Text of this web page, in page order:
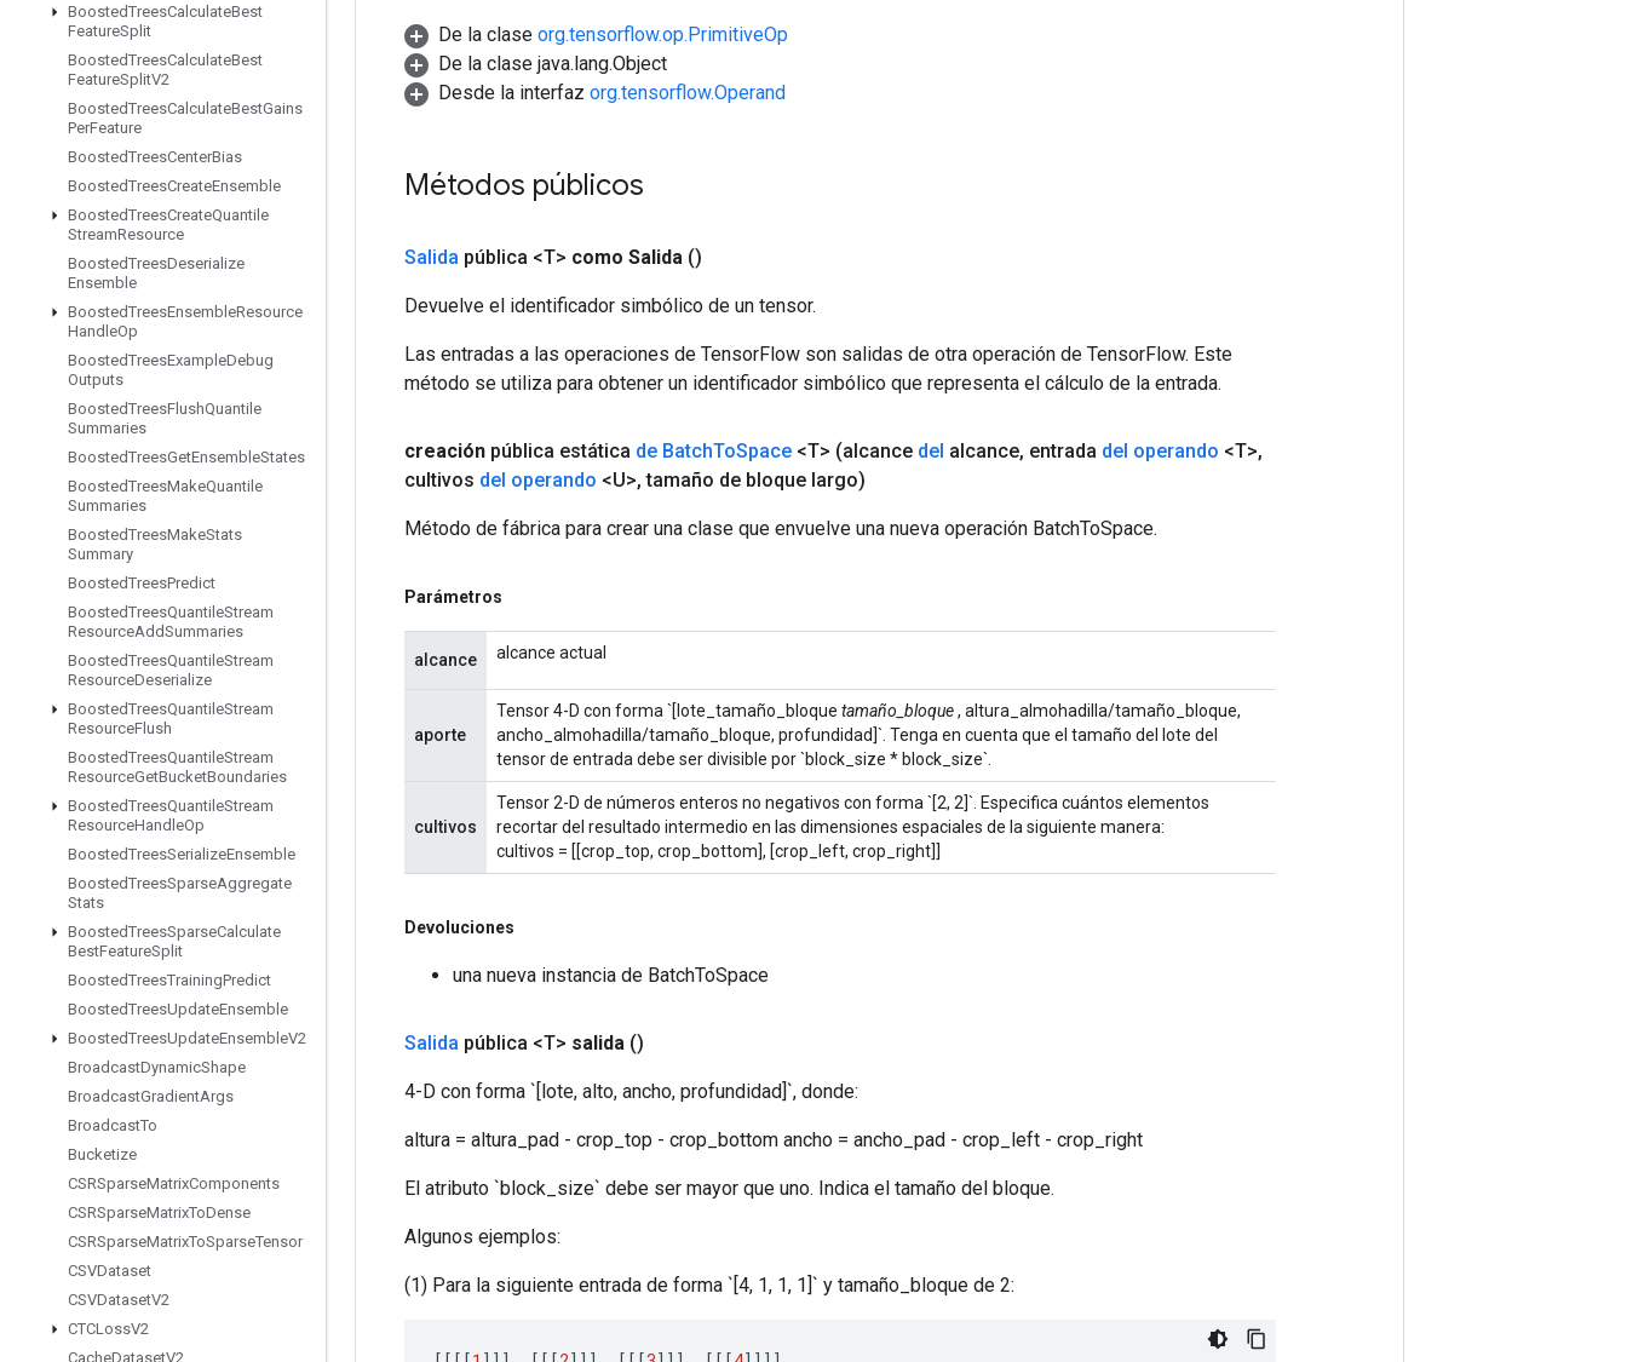
BoostedTreesCalculateBest
FeatureSplit
BoostedTreesCalculateBest
FeatureSplitV2
BoostedTreesCalculateBestGains
PerFeature
BoostedTreesCenterBias
BoostedTreesCreateEnsemble
BoostedTreesCreateQuantile
StreamResource
BoostedTreesDeserialize
Ensemble
BoostedTreesEnsembleResource
HandleOp
BoostedTreesExampleDebug
Outputs
BoostedTreesFlushQuantile
Summaries
BoostedTreesGetEnsembleStates
BoostedTreesMakeQuantile
Summaries
BoostedTreesMakeStats
Summary
BoostedTreesPredict
BoostedTreesQuantileStream
ResourceAddSummaries
BoostedTreesQuantileStream
ResourceDeserialize
BoostedTreesQuantileStream
ResourceFlush
BoostedTreesQuantileStream
ResourceGetBucketBoundaries
BoostedTreesQuantileStream
ResourceHandleOp
BoostedTreesSerializeEnsemble
BoostedTreesSparseAggregate
Stats
BoostedTreesSparseCalculate
BestFeatureSplit
BoostedTreesTrainingPredict
BoostedTreesUpdateEnsemble
BoostedTreesUpdateEnsembleV2
BroadcastDynamicShape
BroadcastGradientArgs
BroadcastTo
Bucketize
CSRSparseMatrixComponents
CSRSparseMatrixToDense
CSRSparseMatrixToSparseTensor
CSVDataset
CSVDatasetV2
CTCLossV2
CacheDatasetV2
De la clase org.tensorflow.op.PrimitiveOp
De la clase java.lang.Object
Desde la interfaz org.tensorflow.Operand
Métodos públicos
Salida pública <T> como Salida ()
Devuelve el identificador simbólico de un tensor.
Las entradas a las operaciones de TensorFlow son salidas de otra operación de TensorFlow. Este
método se utiliza para obtener un identificador simbólico que representa el cálculo de la entrada.
creación pública estática de BatchToSpace <T> (alcance del alcance, entrada del operando <T>,
cultivos del operando <U>, tamaño de bloque largo)
Método de fábrica para crear una clase que envuelve una nueva operación BatchToSpace.
Parámetros
alcance alcance actual
aporte
Tensor 4-D con forma `[lote_tamaño_bloque tamaño_bloque, altura_almohadilla/tamaño_bloque,
ancho_almohadilla/tamaño_bloque, profundidad]`. Tenga en cuenta que el tamaño del lote del
tensor de entrada debe ser divisible por `block_size * block_size`.
cultivos
Tensor 2-D de números enteros no negativos con forma `[2, 2]`. Especifica cuántos elementos
recortar del resultado intermedio en las dimensiones espaciales de la siguiente manera:
cultivos = [[crop_top, crop_bottom], [crop_left, crop_right]]
Devoluciones
una nueva instancia de BatchToSpace
Salida pública <T> salida ()
4-D con forma `[lote, alto, ancho, profundidad]`, donde:
altura = altura_pad - crop_top - crop_bottom ancho = ancho_pad - crop_left - crop_right
El atributo `block_size` debe ser mayor que uno. Indica el tamaño del bloque.
Algunos ejemplos:
(1) Para la siguiente entrada de forma `[4, 1, 1, 1]` y tamaño_bloque de 2: